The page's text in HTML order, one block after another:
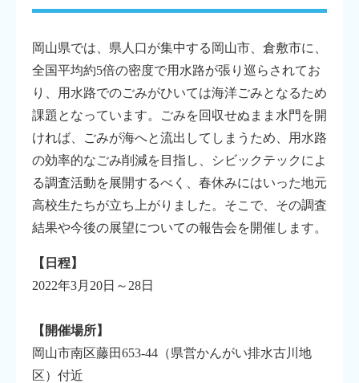
岡山県では、県人口が集中する岡山市、倉敷市に、
全国平均約5倍の密度で用水路が張り巡らされてお
り、用水路でのごみがひいては海洋ごみとなるため
課題となっています。ごみを回収せぬまま水門を開
ければ、ごみが海へと流出してしまうため、用水路
の効率的なごみ削減を目指し、シビックテックによ
る調査活動を展開するべく、春休みにはいった地元
高校生たちが立ち上がりました。そこで、その調査
結果や今後の展望についての報告会を開催します。
【日程】
2022年3月20日～28日
【開催場所】
岡山市南区藤田653-44（県営かんがい排水古川地
区）付近